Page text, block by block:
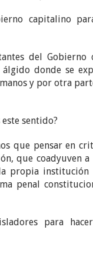
capitalino
del Gobierno
donde se
y por otra
sentido?
que pensar en
que coadyuven
propia
penal
para